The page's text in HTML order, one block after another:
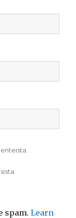
spam.Learn